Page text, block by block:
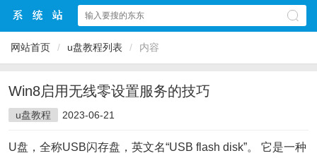
网站首页 / u盘教程列表 / 内容
Win8启用无线零设置服务的技巧
u盘教程 2023-06-21
U盘，全称USB闪存盘，英文名“USB flash disk”。 它是一种